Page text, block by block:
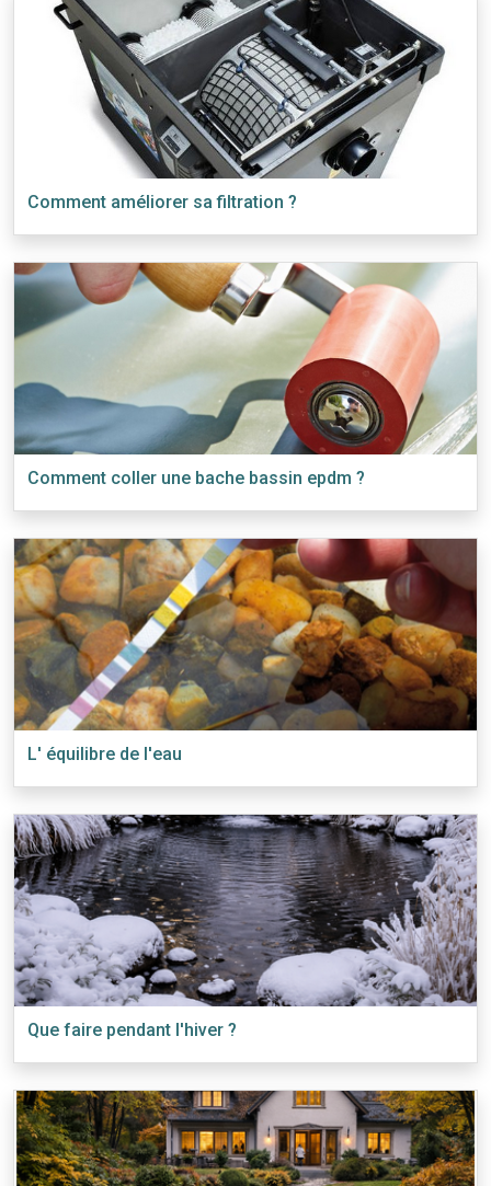
Comment améliorer sa filtration ?
Comment coller une bache bassin epdm ?
L' équilibre de l'eau
Que faire pendant l'hiver ?